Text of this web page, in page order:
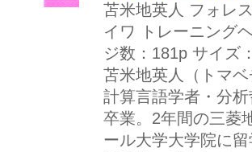
苫米地英人 フォレ
イワ トレーニング
ジ数：181p サイズ
苫米地英人（トマ
計算言語学者・分
卒業。2年間の三菱
ール大学大学院に